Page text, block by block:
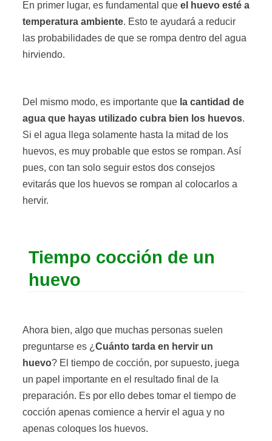
En primer lugar, es fundamental que el huevo esté a
temperatura ambiente. Esto te ayudará a reducir
las probabilidades de que se rompa dentro del agua
hirviendo.
Del mismo modo, es importante que la cantidad de
agua que hayas utilizado cubra bien los huevos.
Si el agua llega solamente hasta la mitad de los
huevos, es muy probable que estos se rompan. Así
pues, con tan solo seguir estos dos consejos
evitarás que los huevos se rompan al colocarlos a
hervir.
Tiempo cocción de un
huevo
Ahora bien, algo que muchas personas suelen
preguntarse es ¿ Cuánto tarda en hervir un
huevo? El tiempo de cocción, por supuesto, juega
un papel importante en el resultado final de la
preparación. Es por ello debes tomar el tiempo de
cocción apenas comience a hervir el agua y no
apenas coloques los huevos.